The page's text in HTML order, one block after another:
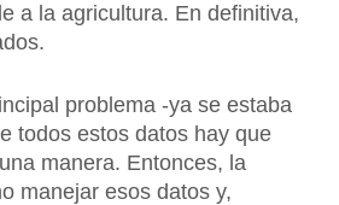
a la agricultura. En definitiva,
problema -ya se estaba
todos estos datos hay que
manera. Entonces, la
manejar esos datos y,